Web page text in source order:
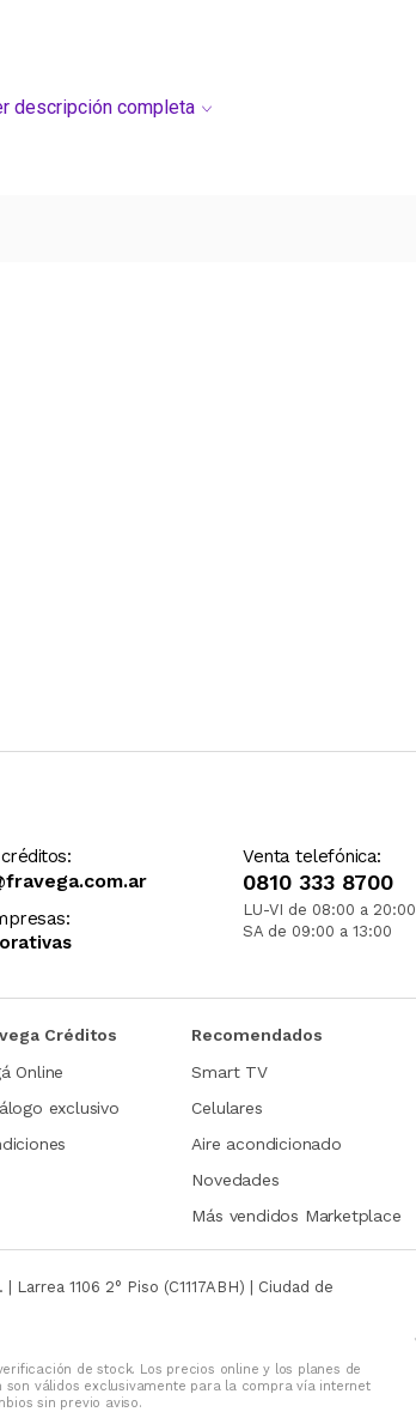
descripción completa
Venta telefónica:
0810 333 8700
LU-VI de 08:00 a 20:00
SA de 09:00 a 13:00
Créditos
Online
exclusivo
Recomendados
Smart TV
Celulares
Aire acondicionado
Novedades
Más vendidos Marketplace
Larrea 1106 2° Piso (C1117ABH) | Ciudad de
de stock. Los precios online y los planes de
válidos exclusivamente para la compra vía internet
sin previo aviso.